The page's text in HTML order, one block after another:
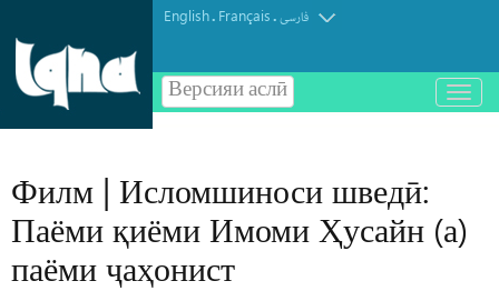
English. Français.فارسی
Версияи аслӣ
باز
و
Филм | Исломшиноси шведӣ:
Паёми қиёми Имоми Ҳусайн (а)
паёми ҷаҳонист